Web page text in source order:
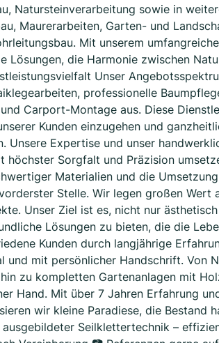
Natursteinverarbeitung sowie in
Maurerarbeiten, Garten- und
Mit unserem
Lösungen, die Harmonie zwischen
Unser
professionelle
Carport-Montage aus. Diese
Kunden einzugehen und
Unsere Expertise und unser
höchster Sorgfalt und Präzision
Materialien und die
Stelle. Wir legen großen Wert
Unser Ziel ist es, nicht nur
Lösungen zu bieten, die die
Kunden durch langjährige
und mit persönlicher Handschrift. Von
zu kompletten Gartenanlagen mit
Hand. Mit über 7 Jahren Erfahrung
wir kleine Paradiese, die Bestand
Seilklettertechnik –